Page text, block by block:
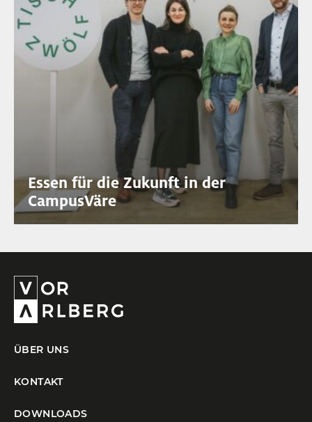
Essen für die Zukunft in der
CampusVäre
ÜBER UNS
KONTAKT
DOWNLOADS